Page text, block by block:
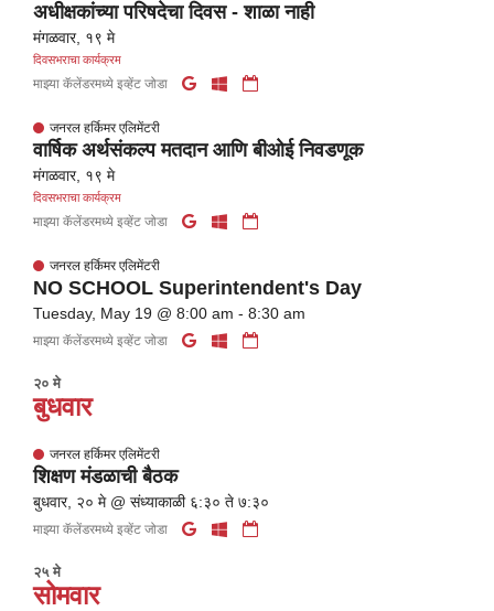
अधीक्षकांच्या परिषदेचा दिवस - शाळा नाही
मंगळवार, १९ मे
दिवसभराचा कार्यक्रम
माझ्या कॅलेंडरमध्ये इव्हेंट जोडा
जनरल हर्किमर एलिमेंटरी
वार्षिक अर्थसंकल्प मतदान आणि बीओई निवडणूक
मंगळवार, १९ मे
दिवसभराचा कार्यक्रम
माझ्या कॅलेंडरमध्ये इव्हेंट जोडा
जनरल हर्किमर एलिमेंटरी
NO SCHOOL Superintendent's Day
Tuesday, May 19 @ 8:00 am - 8:30 am
माझ्या कॅलेंडरमध्ये इव्हेंट जोडा
२० मे
बुधवार
जनरल हर्किमर एलिमेंटरी
शिक्षण मंडळाची बैठक
बुधवार, २० मे @ संध्याकाळी ६:३० ते ७:३०
माझ्या कॅलेंडरमध्ये इव्हेंट जोडा
२५ मे
सोमवार